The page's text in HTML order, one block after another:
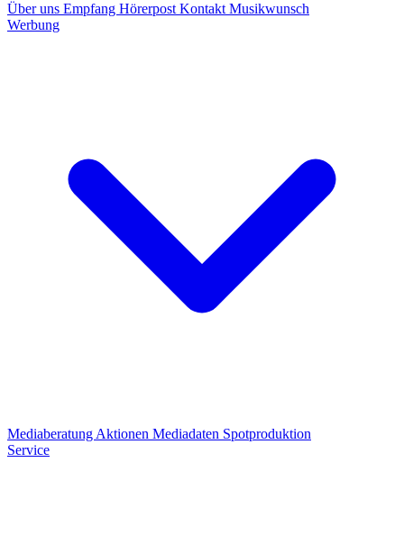
Über uns Empfang Hörerpost Kontakt Musikwunsch
Werbung
Mediaberatung Aktionen Mediadaten Spotproduktion
Service